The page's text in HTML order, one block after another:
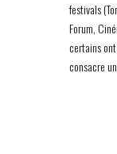
festivals
Forum,
certains
consacre